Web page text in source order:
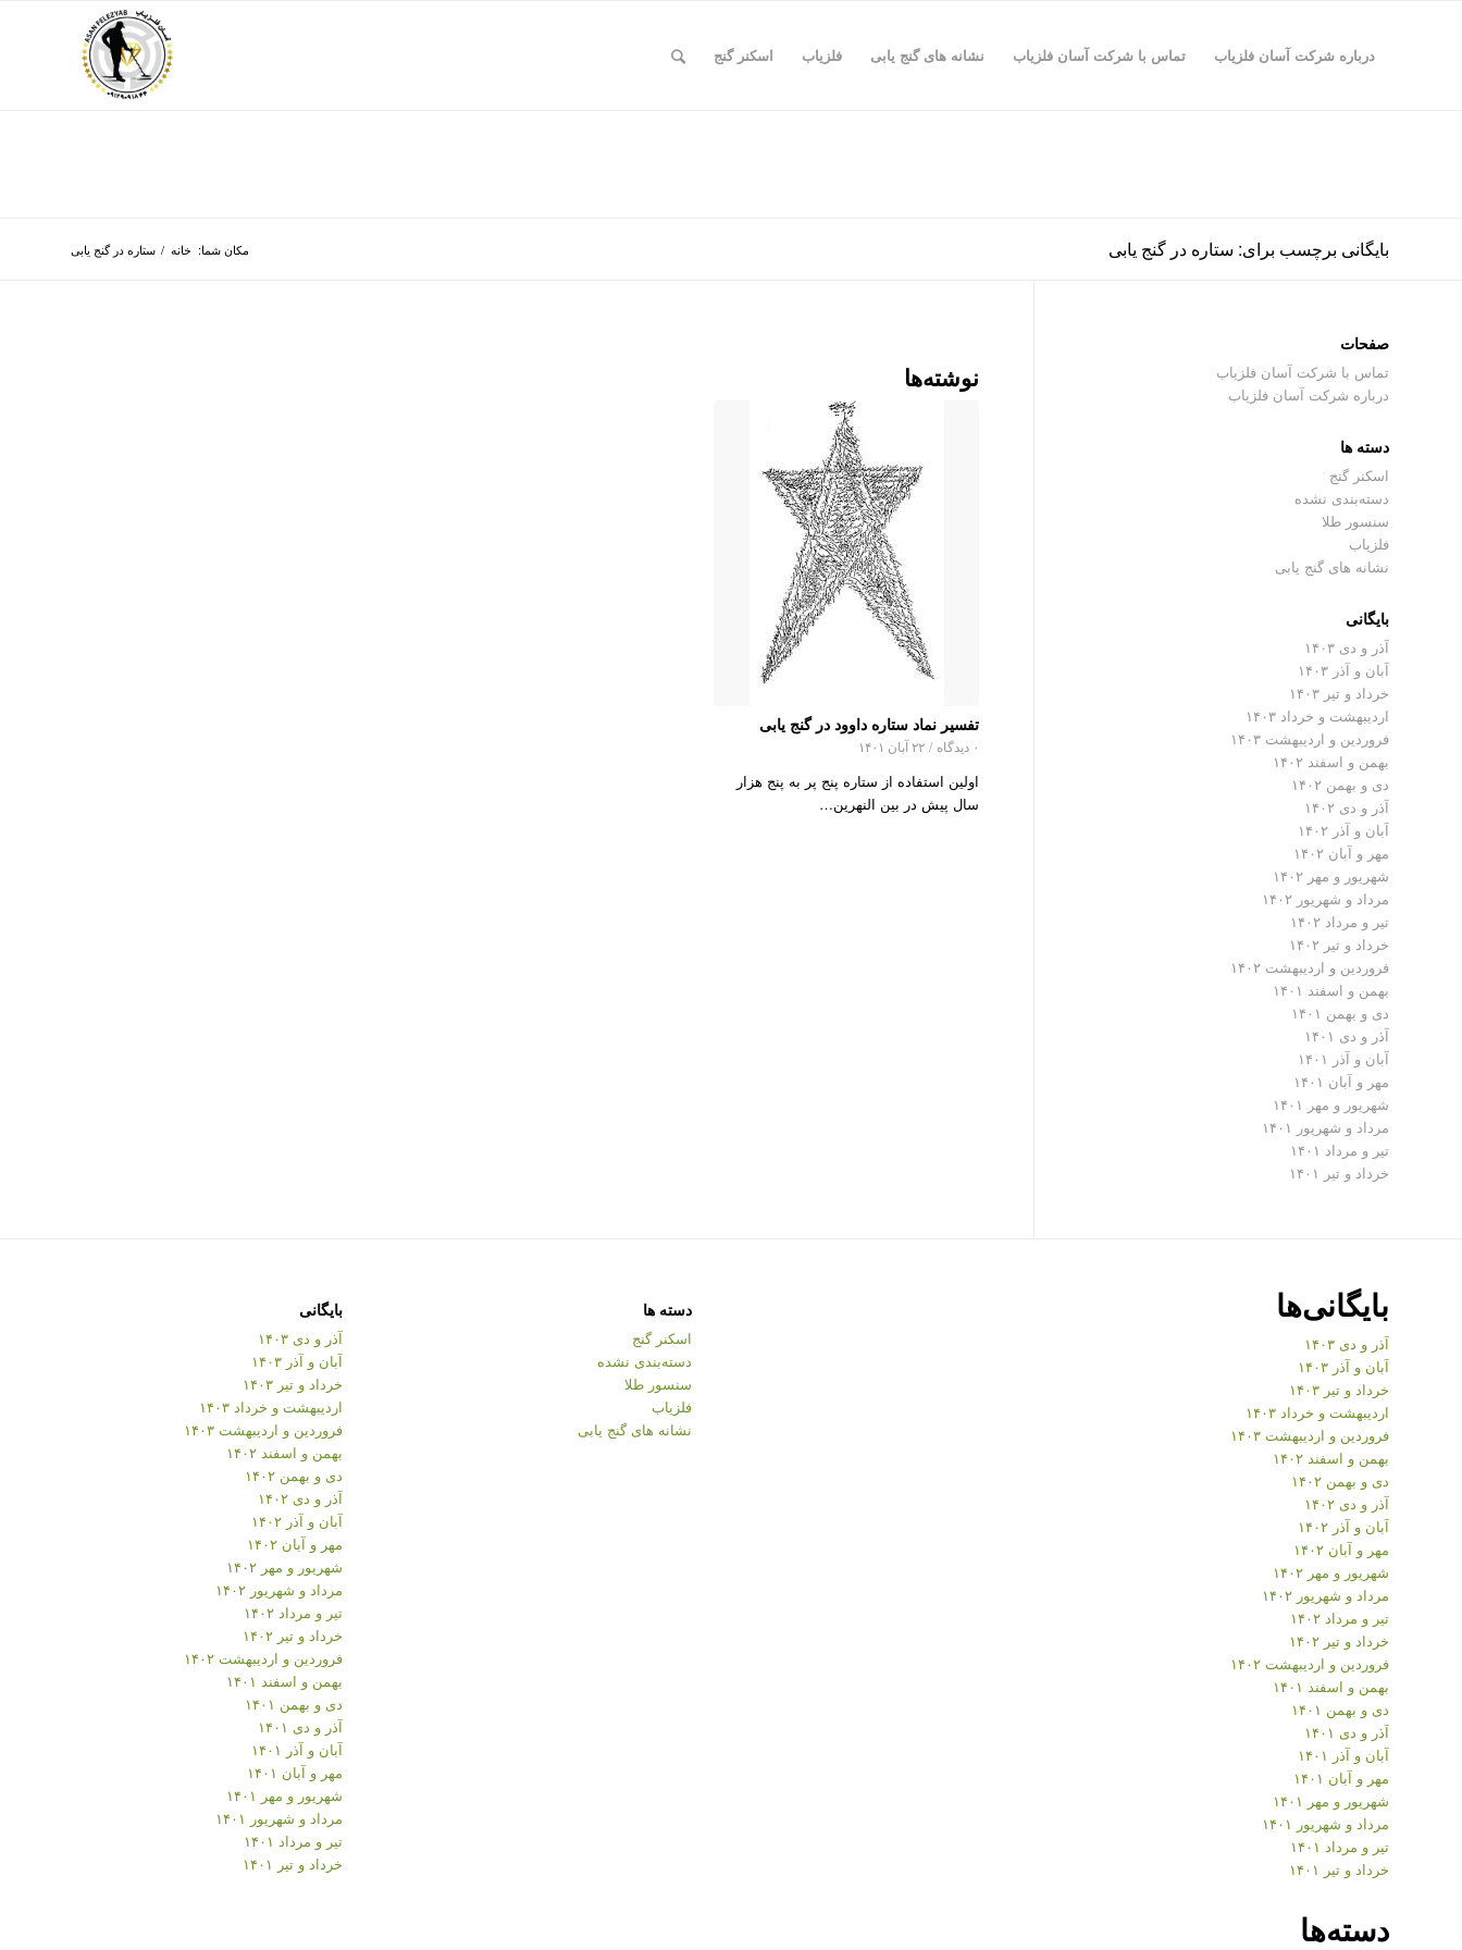
درباره شرکت آسان فلزیاب تماس با شرکت آسان فلزیاب نشانه های گنج یابی فلزیاب اسکنر گنج
بایگانی برچسب برای: ستاره در گنج یابی مکان شما: خانه / ستاره در گنج یابی
نوشته‌ها
تفسیر نماد ستاره داوود در گنج یابی
۰ دیدگاه / ۲۲ آبان ۱۴۰۱
اولین استفاده از ستاره پنج پر به پنج هزار
سال پیش در بین‌ النهرین…
صفحات
تماس با شرکت آسان فلزیاب
درباره شرکت آسان فلزیاب
دسته ها
اسکنر گنج
دسته‌بندی نشده
سنسور طلا
فلزیاب
نشانه های گنج یابی
بایگانی
آذر و دی ۱۴۰۳
آبان و آذر ۱۴۰۳
خرداد و تیر ۱۴۰۳
اردیبهشت و خرداد ۱۴۰۳
فروردین و اردیبهشت ۱۴۰۳
بهمن و اسفند ۱۴۰۲
دی و بهمن ۱۴۰۲
آذر و دی ۱۴۰۲
آبان و آذر ۱۴۰۲
مهر و آبان ۱۴۰۲
شهریور و مهر ۱۴۰۲
مرداد و شهریور ۱۴۰۲
تیر و مرداد ۱۴۰۲
خرداد و تیر ۱۴۰۲
فروردین و اردیبهشت ۱۴۰۲
بهمن و اسفند ۱۴۰۱
دی و بهمن ۱۴۰۱
آذر و دی ۱۴۰۱
آبان و آذر ۱۴۰۱
مهر و آبان ۱۴۰۱
شهریور و مهر ۱۴۰۱
مرداد و شهریور ۱۴۰۱
تیر و مرداد ۱۴۰۱
خرداد و تیر ۱۴۰۱
بایگانی‌ها
آذر و دی ۱۴۰۳
آبان و آذر ۱۴۰۳
خرداد و تیر ۱۴۰۳
اردیبهشت و خرداد ۱۴۰۳
فروردین و اردیبهشت ۱۴۰۳
بهمن و اسفند ۱۴۰۲
دی و بهمن ۱۴۰۲
آذر و دی ۱۴۰۲
آبان و آذر ۱۴۰۲
مهر و آبان ۱۴۰۲
شهریور و مهر ۱۴۰۲
مرداد و شهریور ۱۴۰۲
تیر و مرداد ۱۴۰۲
خرداد و تیر ۱۴۰۲
فروردین و اردیبهشت ۱۴۰۲
بهمن و اسفند ۱۴۰۱
دی و بهمن ۱۴۰۱
آذر و دی ۱۴۰۱
آبان و آذر ۱۴۰۱
مهر و آبان ۱۴۰۱
شهریور و مهر ۱۴۰۱
مرداد و شهریور ۱۴۰۱
تیر و مرداد ۱۴۰۱
خرداد و تیر ۱۴۰۱
دسته‌ها
دسته ها
اسکنر گنج
دسته‌بندی نشده
سنسور طلا
فلزیاب
نشانه های گنج یابی
بایگانی
آذر و دی ۱۴۰۳
آبان و آذر ۱۴۰۳
خرداد و تیر ۱۴۰۳
اردیبهشت و خرداد ۱۴۰۳
فروردین و اردیبهشت ۱۴۰۳
بهمن و اسفند ۱۴۰۲
دی و بهمن ۱۴۰۲
آذر و دی ۱۴۰۲
آبان و آذر ۱۴۰۲
مهر و آبان ۱۴۰۲
شهریور و مهر ۱۴۰۲
مرداد و شهریور ۱۴۰۲
تیر و مرداد ۱۴۰۲
خرداد و تیر ۱۴۰۲
فروردین و اردیبهشت ۱۴۰۲
بهمن و اسفند ۱۴۰۱
دی و بهمن ۱۴۰۱
آذر و دی ۱۴۰۱
آبان و آذر ۱۴۰۱
مهر و آبان ۱۴۰۱
شهریور و مهر ۱۴۰۱
مرداد و شهریور ۱۴۰۱
تیر و مرداد ۱۴۰۱
خرداد و تیر ۱۴۰۱